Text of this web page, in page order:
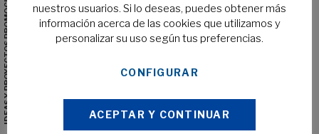
IDEAS Y PROYECTOS PROMOCIONALES EN TIEMPO RÉCORD
nuestra competencia. Para los que necesitan rapidez sin
nuestros usuarios. Si lo deseas, puedes obtener más
información acerca de las cookies que utilizamos y
personalizar su uso según tus preferencias.
CONFIGURAR
ACEPTAR Y CONTINUAR